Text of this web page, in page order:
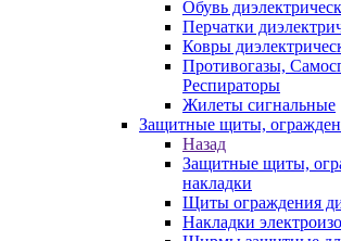
Обувь
Перчатки
Ковры
Противогазы,
Респираторы
Жилеты сигнальные
Защитные щиты,
Назад
Защитные щиты,
накладки
Щиты ограждения
Накладки